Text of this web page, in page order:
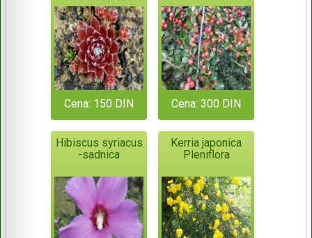
Cena: 150 DIN Cena: 300 DIN
Hibiscus syriacus
-sadnica
Kerria japonica
Pleniflora